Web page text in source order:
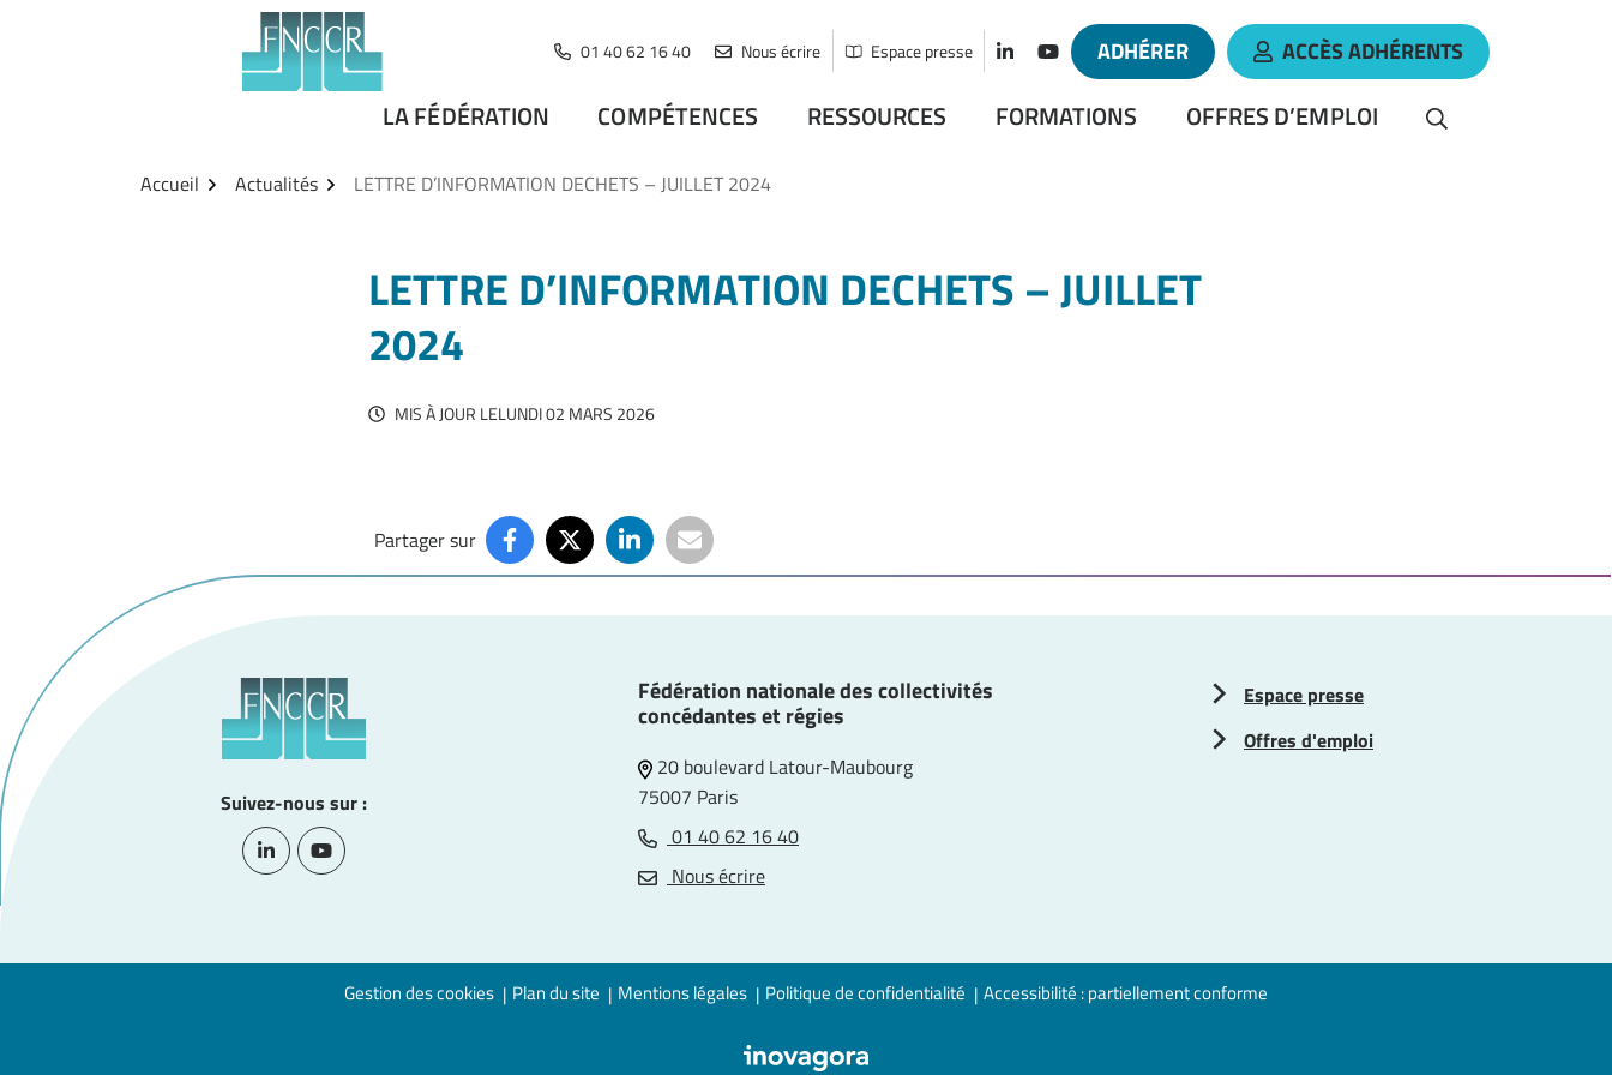
01 40 62 16 40 Nous écrire Espace presse Lien vers le compte Linkedin
Lien vers la chaîne Youtube
ADHÉRER ACCÈS ADHÉRENTS
LA FÉDÉRATION COMPÉTENCES RESSOURCES FORMATIONS OFFRES D’EMPLOI RECHERCHER
Accueil Actualités LETTRE D’INFORMATION DECHETS – JUILLET 2024
LETTRE D’INFORMATION DECHETS – JUILLET
2024
MIS À JOUR LELUNDI 02 MARS 2026
Partager sur
Suivez-nous sur :
Lien vers le compte Linkedin
Lien vers la chaîne Youtube
Fédération nationale des collectivités
concédantes et régies
20 boulevard Latour-Maubourg
75007 Paris
01 40 62 16 40
Nous écrire
Espace presse
Offres d'emploi
Gestion des cookies Plan du site Mentions légales Politique de confidentialité Accessibilité : partiellement conforme